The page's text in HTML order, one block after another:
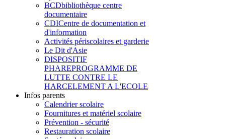
BCDbibliothèque centre
documentaire
CDICentre de documentation et
d'information
Activités périscolaires et garderie
Le Dit d'Asie
DISPOSITIF
PHAREPROGRAMME DE
LUTTE CONTRE LE
HARCELEMENT A L'ECOLE
Infos parents
Calendrier scolaire
Fournitures et matériel scolaire
Prévention - sécurité
Restauration scolaire